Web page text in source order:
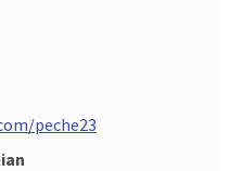
peche23